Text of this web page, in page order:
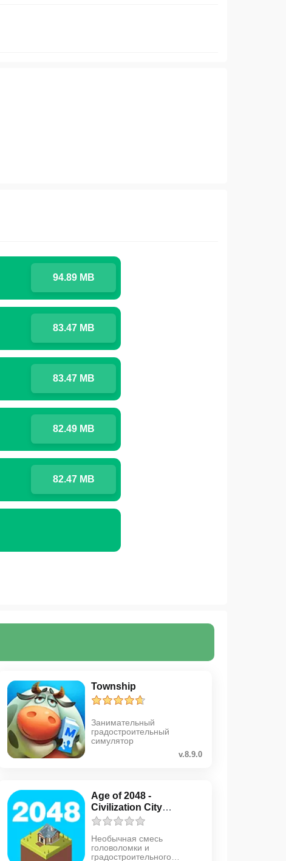
94.89 MB
83.47 MB
83.47 MB
82.49 MB
82.47 MB
Township
Занимательный
градостроительный
симулятор
v.8.9.0
Age of 2048 -
Civilization City
Building
Необычная смесь
головоломки и
градостроительного